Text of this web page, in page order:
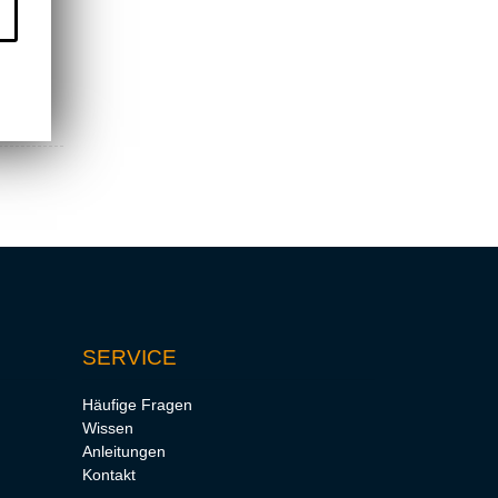
SERVICE
Häufige Fragen
Wissen
Anleitungen
Kontakt